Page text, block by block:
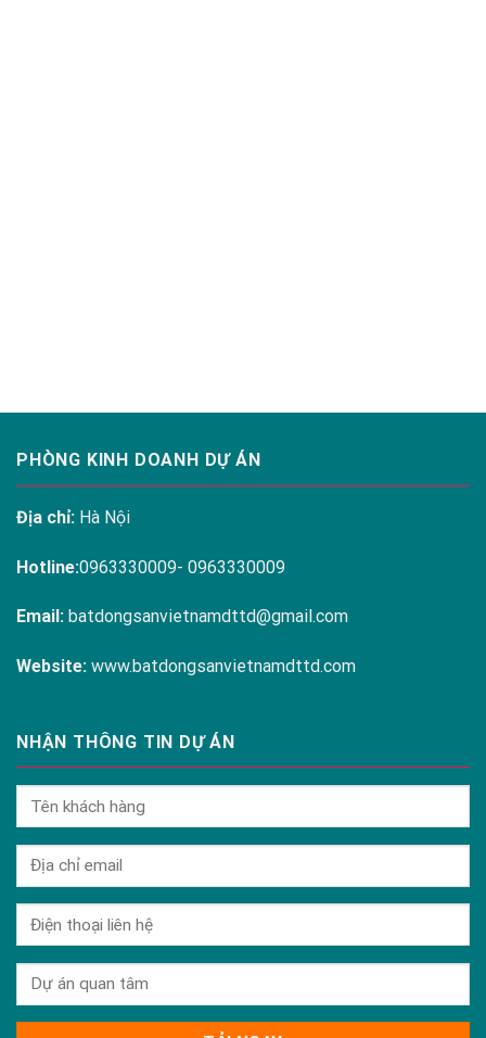
PHÒNG KINH DOANH DỰ ÁN
Địa chỉ: Hà Nội
Hotline:0963330009- 0963330009
Email: batdongsanvietnamdttd@gmail.com
Website: www.batdongsanvietnamdttd.com
NHẬN THÔNG TIN DỰ ÁN